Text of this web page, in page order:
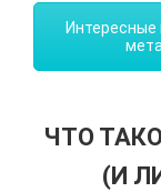
Интересные
ЧТО
(И